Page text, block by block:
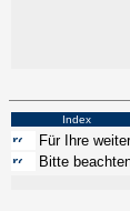
Index
Für Ihre
Bitte